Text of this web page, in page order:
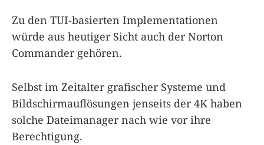
Zu den TUI-basierten Implementationen
würde aus heutiger Sicht auch der Norton
Commander gehören.
Selbst im Zeitalter grafischer Systeme und
Bildschirmauflösungen jenseits der 4K haben
solche Dateimanager nach wie vor ihre
Berechtigung.